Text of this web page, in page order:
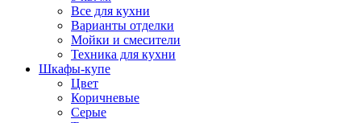
Все для кухни
Варианты отделки
Мойки и смесители
Техника для кухни
Шкафы-купе
Цвет
Коричневые
Серые